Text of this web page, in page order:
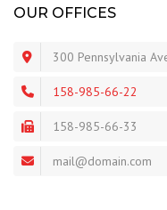
OUR OFFICES
300 Pennsylvania
158-985-66-22
158-985-66-33
mail@domain.com